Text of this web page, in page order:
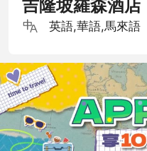
吉隆坡羅森酒店
英語,華語,馬來語